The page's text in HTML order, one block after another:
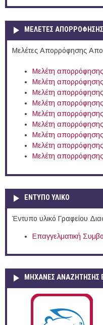
ΜΕΛΕΤΕΣ ΑΠΟΡΡΟΦΗΣΗΣ
Μελέτες Απορρόφησης
Μελέτη
Μελέτη
Μελέτη
Μελέτη
Μελέτη
Μελέτη
Μελέτη
Μελέτη
Μελέτη
ΕΝΤΥΠΟ ΥΛΙΚΟ
Έντυπο υλικό Γραφείου
Επαγγελματική
ΜΗΧΑΝΕΣ ΑΝΑΖΗΤΗΣΗΣ